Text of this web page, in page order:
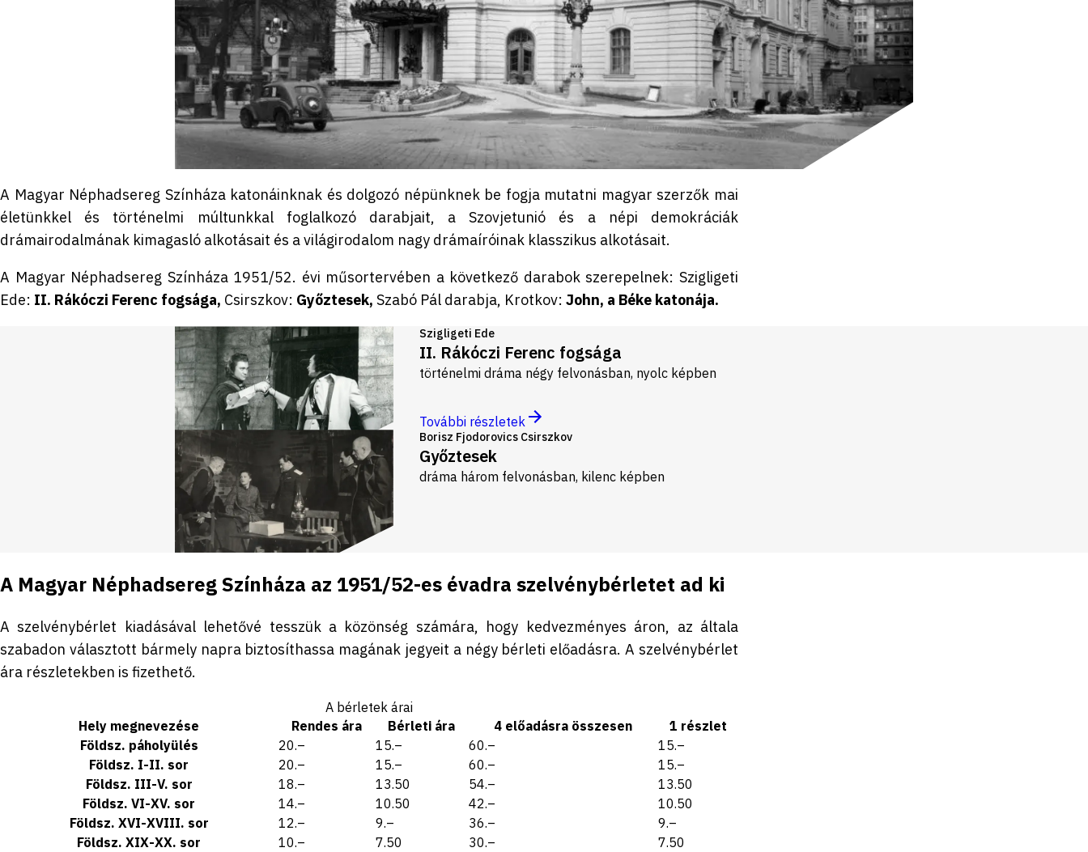
A Magyar Néphadsereg Színháza katonáinknak és dolgozó népünknek be fogja mutatni magyar szerzők mai
életünkkel és történelmi múltunkkal foglalkozó darabjait, a Szovjetunió és a népi demokráciák
drámairodalmának kimagasló alkotásait és a világirodalom nagy drámaíróinak klasszikus alkotásait.
A Magyar Néphadsereg Színháza 1951/52. évi műsortervében a következő darabok szerepelnek: Szigligeti
Ede: II. Rákóczi Ferenc fogsága, Csirszkov: Győztesek, Szabó Pál darabja, Krotkov: John, a Béke katonája.
Szigligeti Ede
II. Rákóczi Ferenc fogsága
történelmi dráma négy felvonásban, nyolc képben
További részletek
Borisz Fjodorovics Csirszkov
Győztesek
dráma három felvonásban, kilenc képben
A Magyar Néphadsereg Színháza az 1951/52-es évadra szelvénybérletet ad ki
A szelvénybérlet kiadásával lehetővé tesszük a közönség számára, hogy kedvezményes áron, az általa
szabadon választott bármely napra biztosíthassa magának jegyeit a négy bérleti előadásra. A szelvénybérlet
ára részletekben is fizethető.
A bérletek árai
Hely megnevezése
Rendes ára Bérleti ára 4 előadásra összesen
1 részlet
Földsz. páholyülés
20.– 15.– 60.–
15.–
Földsz. I-II. sor
20.– 15.– 60.–
15.–
Földsz. III-V. sor
18.– 13.50 54.–
13.50
Földsz. VI-XV. sor
14.– 10.50 42.–
10.50
Földsz. XVI-XVIII. sor
12.– 9.– 36.–
9.–
Földsz. XIX-XX. sor
10.– 7.50 30.–
7.50